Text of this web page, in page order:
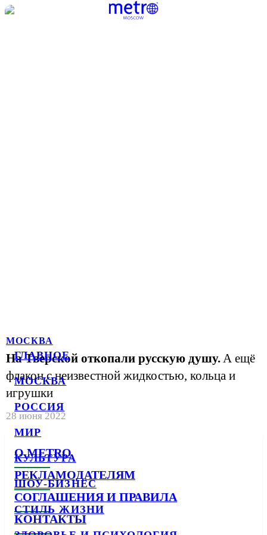
ГЛАВНОЕ
МОСКВА
РОССИЯ
МИР
КУЛЬТУРА
ШОУ-БИЗНЕС
СТИЛЬ ЖИЗНИ
МОСКВА
На Тверской откопали русскую душу. А ещё
флакон с неизвестной жидкостью, кольца и
игрушки
28 июня 2022
О METRO
РЕКЛАМОДАТЕЛЯМ
СОГЛАШЕНИЯ И ПРАВИЛА
КОНТАКТЫ